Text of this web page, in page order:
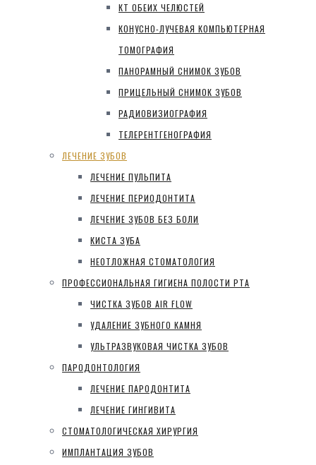
КТ ОБЕИХ ЧЕЛЮСТЕЙ
КОНУСНО-ЛУЧЕВАЯ КОМПЬЮТЕРНАЯ
ТОМОГРАФИЯ
ПАНОРАМНЫЙ СНИМОК ЗУБОВ
ПРИЦЕЛЬНЫЙ СНИМОК ЗУБОВ
РАДИОВИЗИОГРАФИЯ
ТЕЛЕРЕНТГЕНОГРАФИЯ
ЛЕЧЕНИЕ ЗУБОВ
ЛЕЧЕНИЕ ПУЛЬПИТА
ЛЕЧЕНИЕ ПЕРИОДОНТИТА
ЛЕЧЕНИЕ ЗУБОВ БЕЗ БОЛИ
КИСТА ЗУБА
НЕОТЛОЖНАЯ СТОМАТОЛОГИЯ
ПРОФЕССИОНАЛЬНАЯ ГИГИЕНА ПОЛОСТИ РТА
ЧИСТКА ЗУБОВ AIR FLOW
УДАЛЕНИЕ ЗУБНОГО КАМНЯ
УЛЬТРАЗВУКОВАЯ ЧИСТКА ЗУБОВ
ПАРОДОНТОЛОГИЯ
ЛЕЧЕНИЕ ПАРОДОНТИТА
ЛЕЧЕНИЕ ГИНГИВИТА
СТОМАТОЛОГИЧЕСКАЯ ХИРУРГИЯ
ИМПЛАНТАЦИЯ ЗУБОВ